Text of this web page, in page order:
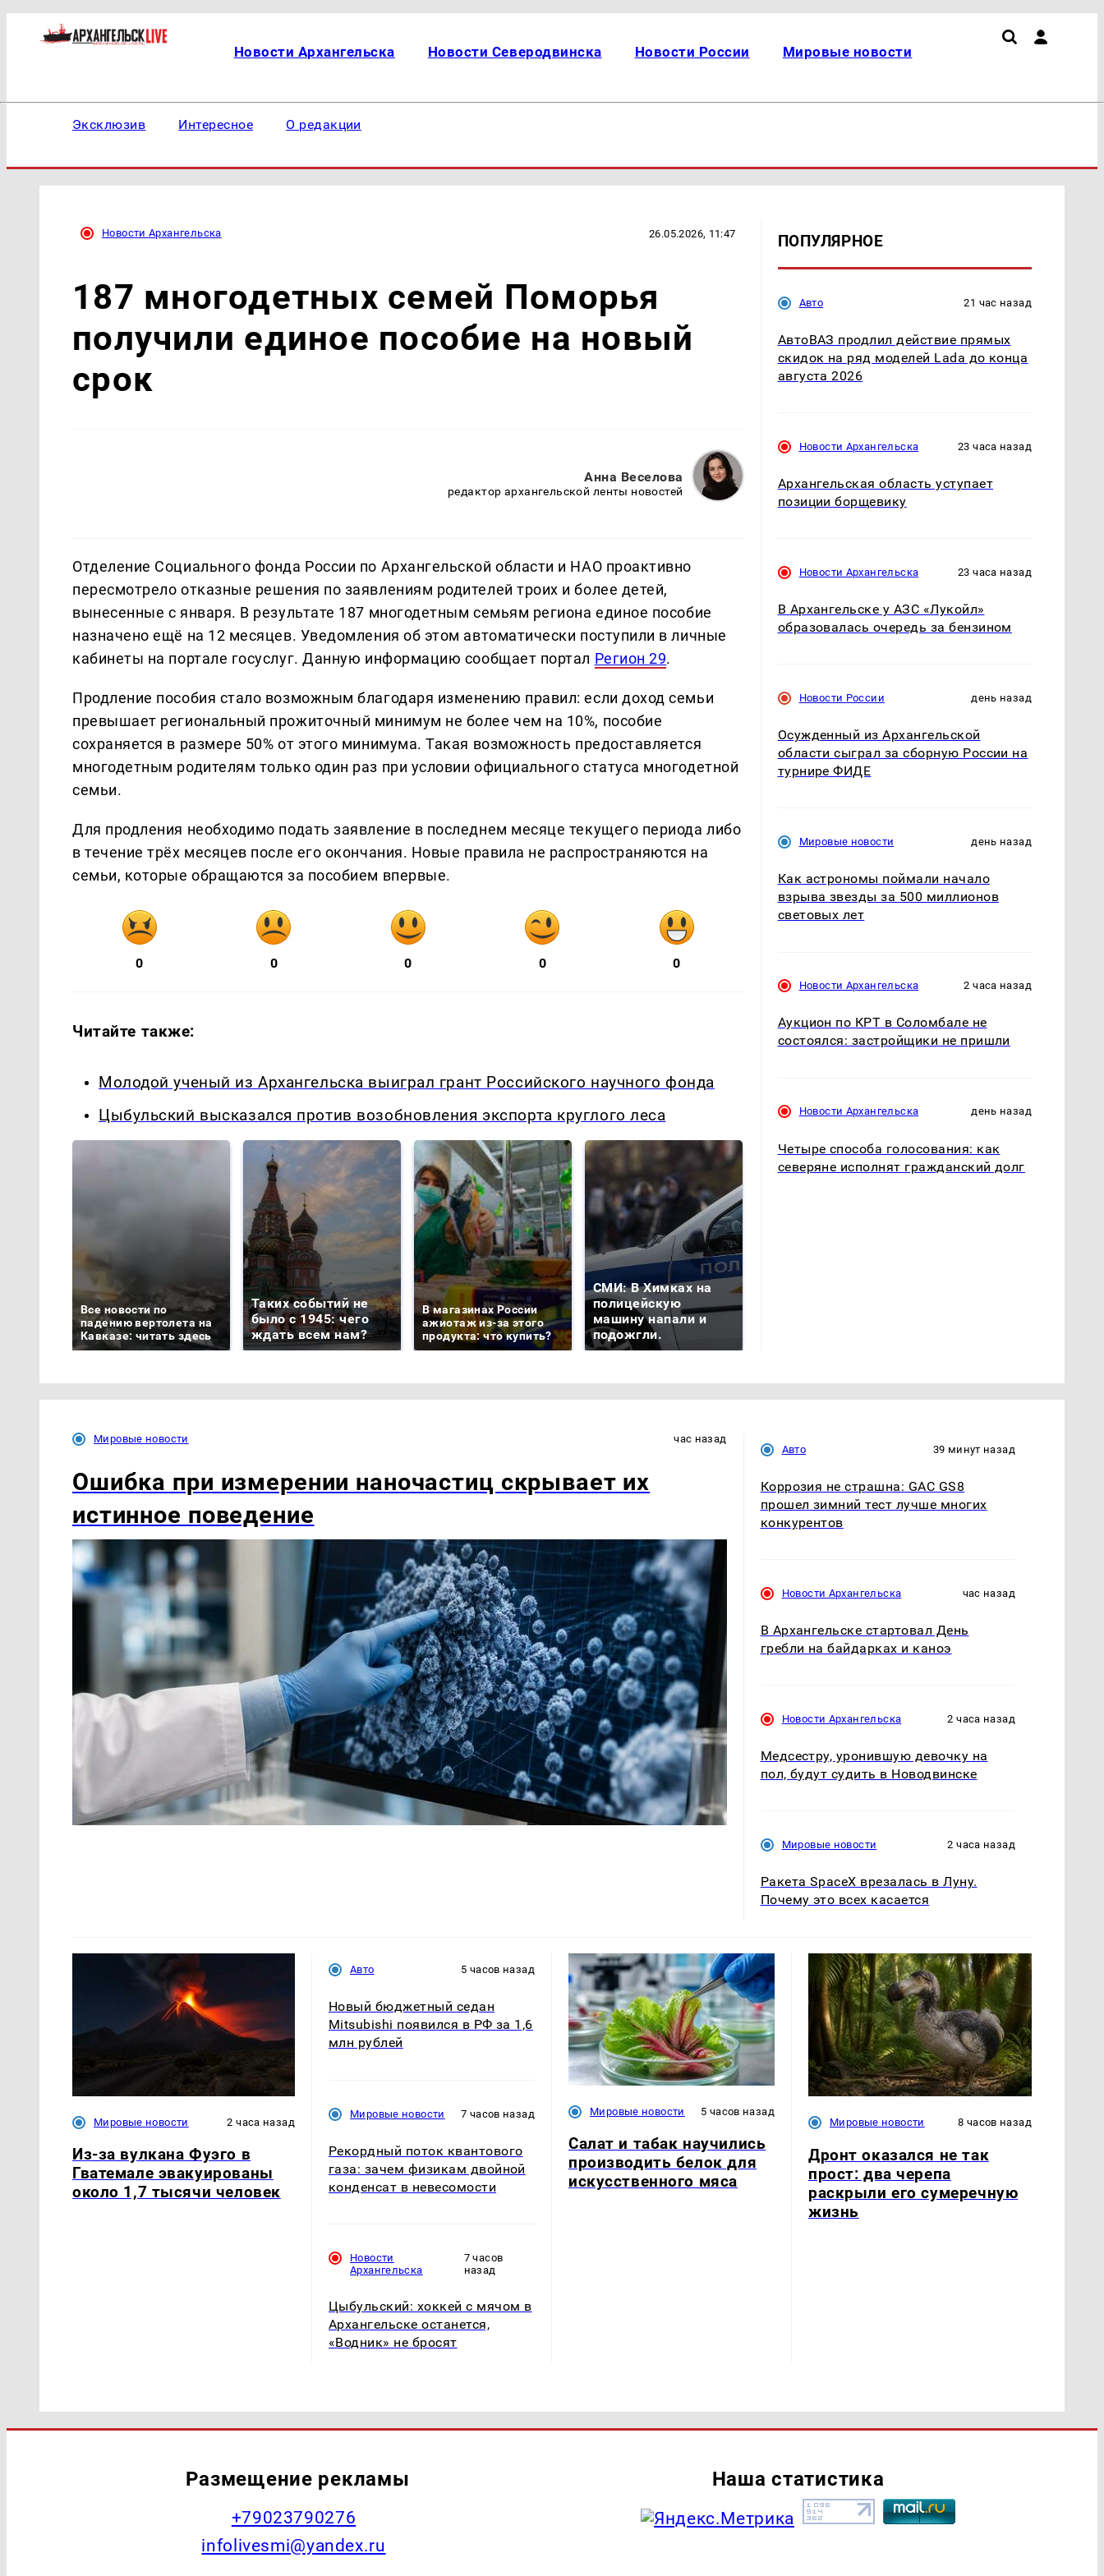
Новости Архангельска Новости Северодвинска Новости России Мировые новости
Эксклюзив Интересное О редакции
Новости Архангельска 26.05.2026, 11:47
187 многодетных семей Поморья
получили единое пособие на новый
срок
Анна Веселова
редактор архангельской ленты новостей
Отделение Социального фонда России по Архангельской области и НАО проактивно
пересмотрело отказные решения по заявлениям родителей троих и более детей,
вынесенные с января. В результате 187 многодетным семьям региона единое пособие
назначено ещё на 12 месяцев. Уведомления об этом автоматически поступили в личные
кабинеты на портале госуслуг. Данную информацию сообщает портал Регион 29.
Продление пособия стало возможным благодаря изменению правил: если доход семьи
превышает региональный прожиточный минимум не более чем на 10%, пособие
сохраняется в размере 50% от этого минимума. Такая возможность предоставляется
многодетным родителям только один раз при условии официального статуса многодетной
семьи.
Для продления необходимо подать заявление в последнем месяце текущего периода либо
в течение трёх месяцев после его окончания. Новые правила не распространяются на
семьи, которые обращаются за пособием впервые.
0 0 0 0 0
Читайте также:
Молодой ученый из Архангельска выиграл грант Российского научного фонда
Цыбульский высказался против возобновления экспорта круглого леса
Все новости по
падению вертолета на
Кавказе: читать здесь
Таких событий не
было с 1945: чего
ждать всем нам?
В магазинах России
ажиотаж из-за этого
продукта: что купить?
СМИ: В Химках на
полицейскую
машину напали и
подожгли.
ПОПУЛЯРНОЕ
Авто 21 час назад
АвтоВАЗ продлил действие прямых
скидок на ряд моделей Lada до конца
августа 2026
Новости Архангельска 23 часа назад
Архангельская область уступает
позиции борщевику
Новости Архангельска 23 часа назад
В Архангельске у АЗС «Лукойл»
образовалась очередь за бензином
Новости России день назад
Осужденный из Архангельской
области сыграл за сборную России на
турнире ФИДЕ
Мировые новости день назад
Как астрономы поймали начало
взрыва звезды за 500 миллионов
световых лет
Новости Архангельска 2 часа назад
Аукцион по КРТ в Соломбале не
состоялся: застройщики не пришли
Новости Архангельска день назад
Четыре способа голосования: как
северяне исполнят гражданский долг
Мировые новости час назад
Ошибка при измерении наночастиц скрывает их
истинное поведение
Авто 39 минут назад
Коррозия не страшна: GAC GS8
прошел зимний тест лучше многих
конкурентов
Новости Архангельска час назад
В Архангельске стартовал День
гребли на байдарках и каноэ
Новости Архангельска 2 часа назад
Медсестру, уронившую девочку на
пол, будут судить в Новодвинске
Мировые новости 2 часа назад
Ракета SpaceX врезалась в Луну.
Почему это всех касается
Мировые новости 2 часа назад
Из-за вулкана Фуэго в
Гватемале эвакуированы
около 1,7 тысячи человек
Авто 5 часов назад
Новый бюджетный седан
Mitsubishi появился в РФ за 1,6
млн рублей
Мировые новости 7 часов назад
Рекордный поток квантового
газа: зачем физикам двойной
конденсат в невесомости
Новости
Архангельска
7 часов
назад
Цыбульский: хоккей с мячом в
Архангельске останется,
«Водник» не бросят
Мировые новости 5 часов назад
Салат и табак научились
производить белок для
искусственного мяса
Мировые новости 8 часов назад
Дронт оказался не так
прост: два черепа
раскрыли его сумеречную
жизнь
Размещение рекламы
+79023790276
infolivesmi@yandex.ru
Наша статистика